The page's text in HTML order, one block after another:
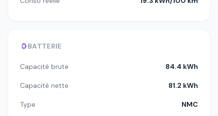
BATTERIE
Capacité brute 84.4 kWh
Capacité nette 81.2 kWh
Type NMC